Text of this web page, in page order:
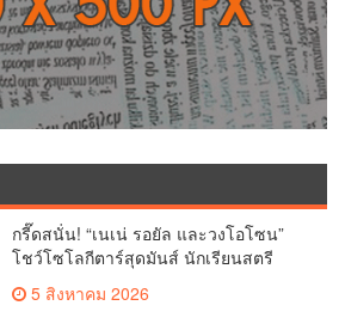
กรี๊ดสนั่น! “เนเน่ รอยัล และวงโอโซน”
โชว์โซโลกีตาร์สุดมันส์ นักเรียนสตรี
ภูเก็ตนั่งไม่ติด ทั้งเต้น-ร้อง
5 สิงหาคม 2026